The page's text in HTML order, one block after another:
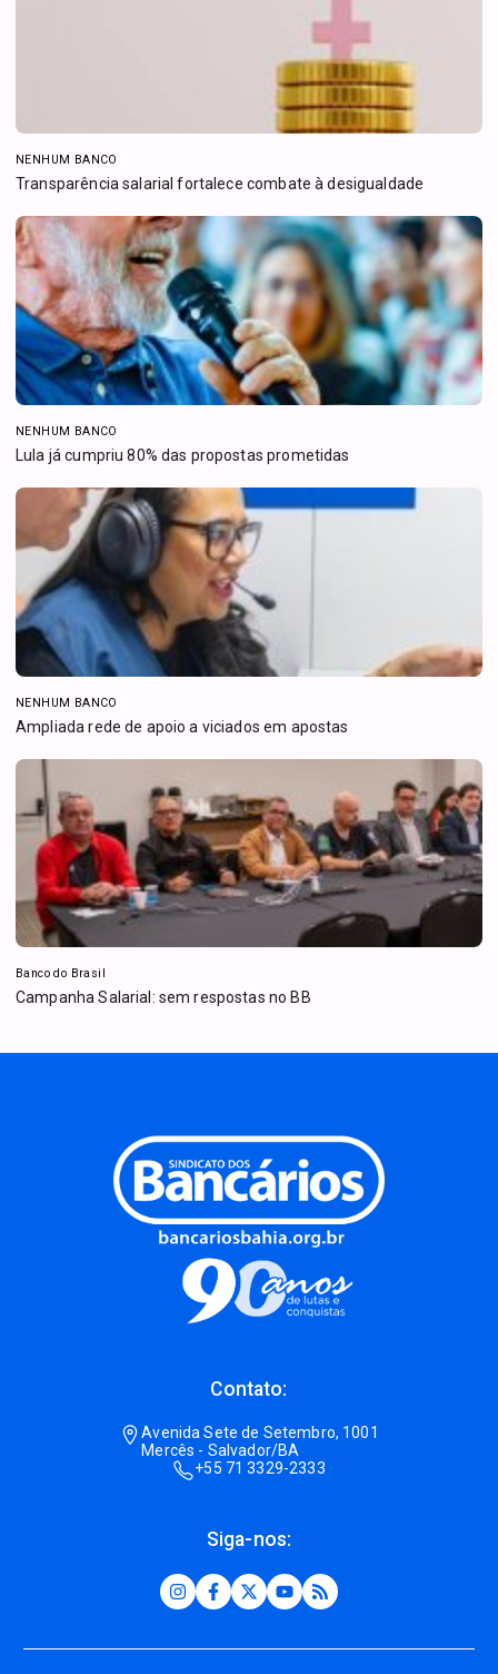
NENHUM BANCO
Transparência salarial fortalece combate à desigualdade
NENHUM BANCO
Lula já cumpriu 80% das propostas prometidas
NENHUM BANCO
Ampliada rede de apoio a viciados em apostas
Banco do Brasil
Campanha Salarial: sem respostas no BB
Contato:
Avenida Sete de Setembro, 1001
Mercês - Salvador/BA
+55 71 3329-2333
Siga-nos: